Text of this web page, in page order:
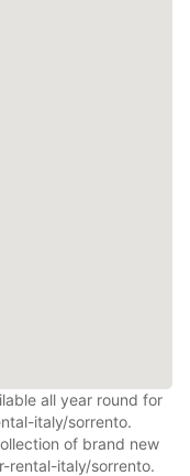
all year round for
italy/sorrento.
of brand new
rental-italy/sorrento.